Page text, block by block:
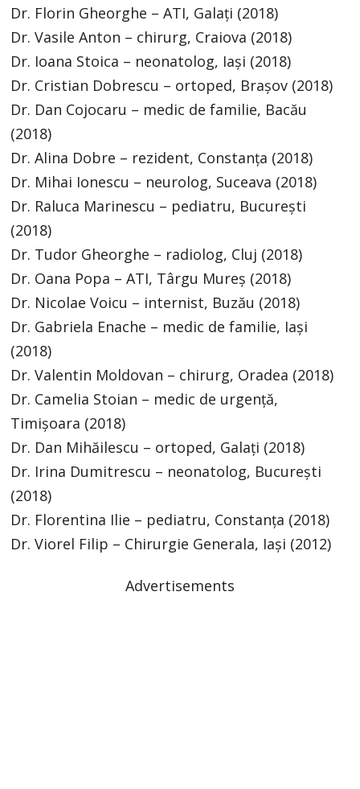
Dr. Florin Gheorghe – ATI, Galați (2018)
Dr. Vasile Anton – chirurg, Craiova (2018)
Dr. Ioana Stoica – neonatolog, Iași (2018)
Dr. Cristian Dobrescu – ortoped, Brașov (2018)
Dr. Dan Cojocaru – medic de familie, Bacău
(2018)
Dr. Alina Dobre – rezident, Constanța (2018)
Dr. Mihai Ionescu – neurolog, Suceava (2018)
Dr. Raluca Marinescu – pediatru, București
(2018)
Dr. Tudor Gheorghe – radiolog, Cluj (2018)
Dr. Oana Popa – ATI, Târgu Mureș (2018)
Dr. Nicolae Voicu – internist, Buzău (2018)
Dr. Gabriela Enache – medic de familie, Iași
(2018)
Dr. Valentin Moldovan – chirurg, Oradea (2018)
Dr. Camelia Stoian – medic de urgență,
Timișoara (2018)
Dr. Dan Mihăilescu – ortoped, Galați (2018)
Dr. Irina Dumitrescu – neonatolog, București
(2018)
Dr. Florentina Ilie – pediatru, Constanța (2018)
Dr. Viorel Filip – Chirurgie Generala, Iași (2012)
Advertisements